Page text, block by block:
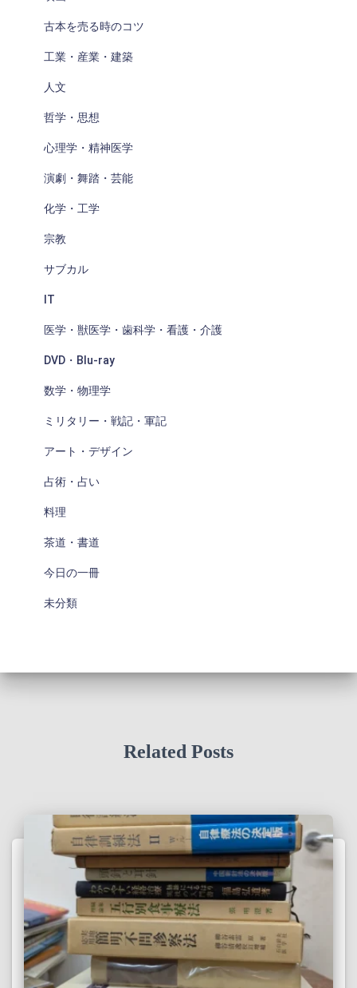
古本を売る時のコツ
工業・産業・建築
人文
哲学・思想
心理学・精神医学
演劇・舞踏・芸能
化学・工学
宗教
サブカル
IT
医学・獣医学・歯科学・看護・介護
DVD・Blu-ray
数学・物理学
ミリタリー・戦記・軍記
アート・デザイン
占術・占い
料理
茶道・書道
今日の一冊
未分類
Related Posts